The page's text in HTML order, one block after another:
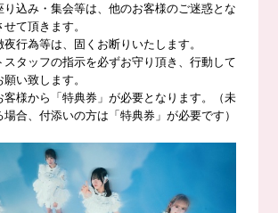
り込み・集会等は、他のお客様のご迷惑とな
て頂きます。
夜行為等は、固くお断りいたします。
スタッフの指示を必ずお守り頂き、行動して
い致します。
客様から「特典券」が必要となります。（未
合、付添いの方は「特典券」が必要です）